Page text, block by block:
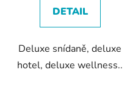
DETAIL
Deluxe snídaně, deluxe
hotel, deluxe wellness..